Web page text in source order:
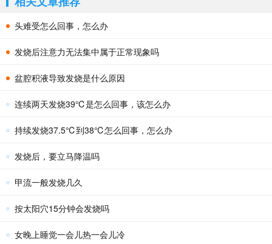
头难受怎么回事，怎么办
发烧后注意力无法集中属于正常现象吗
盆腔积液导致发烧是什么原因
连续两天发烧39℃是怎么回事，该怎么办
持续发烧37.5℃到38℃怎么回事，怎么办
发烧后，要立马降温吗
甲流一般发烧几久
按太阳穴15分钟会发烧吗
女晚上睡觉一会儿热一会儿冷